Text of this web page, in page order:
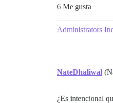
6 Me gusta
Administrators
NateDhaliwal
¿Es intencional